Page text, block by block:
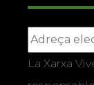
La Xarxa